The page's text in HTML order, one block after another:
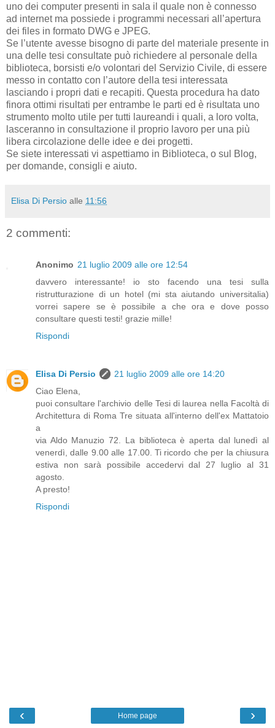
uno dei computer presenti in sala il quale non è connesso
ad internet ma possiede i programmi necessari all’apertura
dei files in formato DWG e JPEG.
Se l’utente avesse bisogno di parte del materiale presente in
una delle tesi consultate può richiedere al personale della
biblioteca, borsisti e/o volontari del Servizio Civile, di essere
messo in contatto con l’autore della tesi interessata
lasciando i propri dati e recapiti. Questa procedura ha dato
finora ottimi risultati per entrambe le parti ed è risultata uno
strumento molto utile per tutti laureandi i quali, a loro volta,
lasceranno in consultazione il proprio lavoro per una più
libera circolazione delle idee e dei progetti.
Se siete interessati vi aspettiamo in Biblioteca, o sul Blog,
per domande, consigli e aiuto.
Elisa Di Persio alle 11:56
2 commenti:
Anonimo 21 luglio 2009 alle ore 12:54
davvero interessante! io sto facendo una tesi sulla
ristrutturazione di un hotel (mi sta aiutando universitalia)
vorrei sapere se è possibile a che ora e dove posso
consultare questi testi! grazie mille!
Rispondi
Elisa Di Persio
21 luglio 2009 alle ore 14:20
Ciao Elena,
puoi consultare l'archivio delle Tesi di laurea nella Facoltà di
Architettura di Roma Tre situata all'interno dell'ex Mattatoio
a
via Aldo Manuzio 72. La biblioteca è aperta dal lunedì al
venerdì, dalle 9.00 alle 17.00. Ti ricordo che per la chiusura
estiva non sarà possibile accedervi dal 27 luglio al 31
agosto.
A presto!
Rispondi
‹ ›
Home page